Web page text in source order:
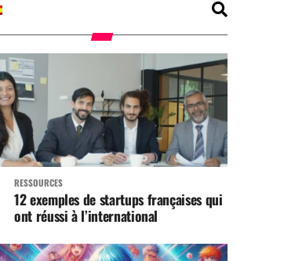
RESSOURCES
12 exemples de startups françaises qui
ont réussi à l’international